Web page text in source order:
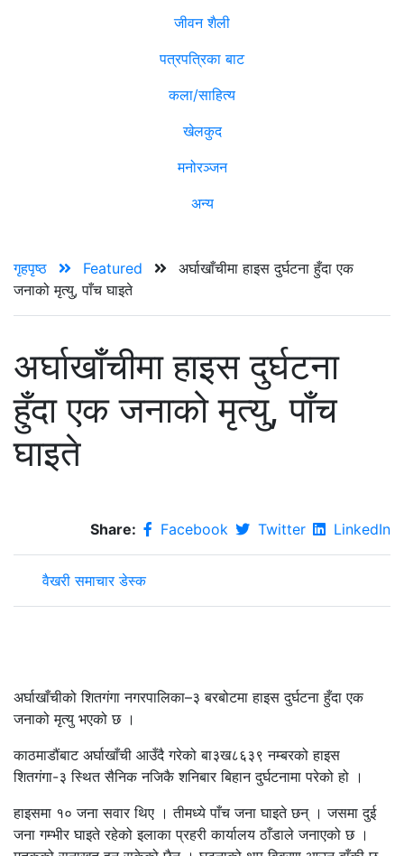
जीवन शैली
पत्रपत्रिका बाट
कला/साहित्य
खेलकुद
मनोरञ्जन
अन्य
गृहपृष्ठ Featured
अर्घाखाँचीमा हाइस दुर्घटना हुँदा एक
जनाको मृत्यु, पाँच घाइते
अर्घाखाँचीमा हाइस दुर्घटना
हुँदा एक जनाको मृत्यु, पाँच
घाइते
Share: Facebook Twitter LinkedIn
वैखरी समाचार डेस्क
अर्घाखाँचीको शितगंगा नगरपालिका–३ बरबोटमा हाइस दुर्घटना हुँदा एक
जनाको मृत्यु भएको छ ।
काठमाडौंबाट अर्घाखाँची आउँदै गरेको बा३ख८६३९ नम्बरको हाइस
शितगंगा-३ स्थित सैनिक नजिकै शनिबार बिहान दुर्घटनामा परेको हो ।
हाइसमा १० जना सवार थिए । तीमध्ये पाँच जना घाइते छन् । जसमा दुई
जना गम्भीर घाइते रहेको इलाका प्रहरी कार्यालय ठाँडाले जनाएको छ ।